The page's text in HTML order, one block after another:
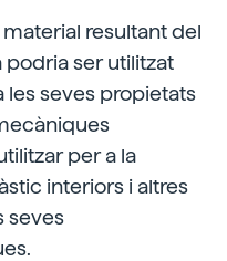
resultant del
ser utilitzat
les seves propietats
per a la
interiors i altres
seves